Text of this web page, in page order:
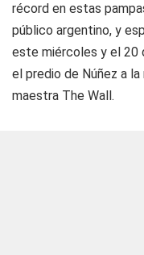
récord en estas
público argentino, y
este miércoles y el 20
el predio de Núñez a
maestra The Wall.